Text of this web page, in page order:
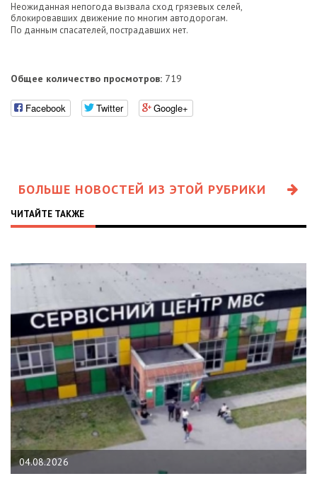
Неожиданная непогода вызвала сход грязевых селей,
блокировавших движение по многим автодорогам.
По данным спасателей, пострадавших нет.
Общее количество просмотров: 719
Facebook Twitter Google+
БОЛЬШЕ НОВОСТЕЙ ИЗ ЭТОЙ РУБРИКИ
ЧИТАЙТЕ ТАКЖЕ
04.08.2026